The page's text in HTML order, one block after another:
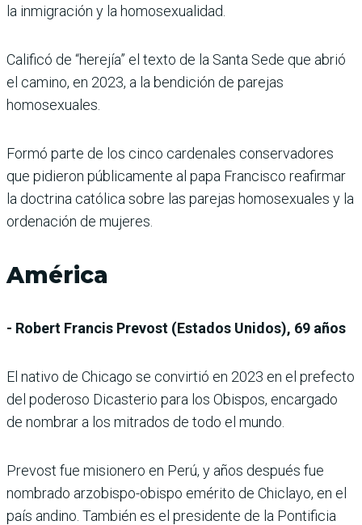
la inmigración y la homosexualidad.
Calificó de “herejía” el texto de la Santa Sede que abrió
el camino, en 2023, a la bendición de parejas
homosexuales.
Formó parte de los cinco cardenales conservadores
que pidieron públicamente al papa Francisco reafirmar
la doctrina católica sobre las parejas homosexuales y la
ordenación de mujeres.
América
- Robert Francis Prevost (Estados Unidos), 69 años
El nativo de Chicago se convirtió en 2023 en el prefecto
del poderoso Dicasterio para los Obispos, encargado
de nombrar a los mitrados de todo el mundo.
Prevost fue misionero en Perú, y años después fue
nombrado arzobispo-obispo emérito de Chiclayo, en el
país andino. También es el presidente de la Pontificia